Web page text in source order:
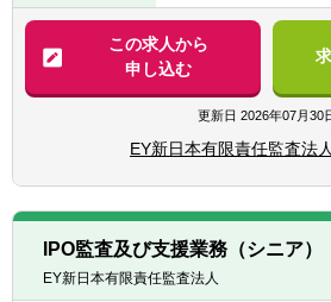
【歓迎経験・スキル
■米国での監査実務経
おけるPCAOB基準監
■US-SOX監査経験若
■FAS系コンサルテ
験
■US IPO支援業務全
・クライアントが株
トをし、上場会社に
築・運用や会計処理
提供しています。
【IPO支援業務の例】
■短期調査
■経営管理体制や業
■株式上場のための
援
■株式公開に係る会計
この求人から
申し込む
更新日 2026年07月30
EY新日本有限責任監査法
IPO監査及び支援業務（シニア）
EY新日本有限責任監査法人